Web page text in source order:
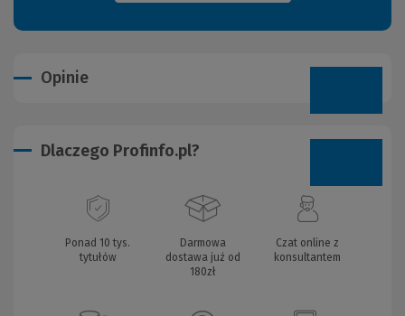
Opinie
Dlaczego Profinfo.pl?
Ponad 10 tys.
tytułów
Darmowa
dostawa już od
180zł
Czat online z
konsultantem